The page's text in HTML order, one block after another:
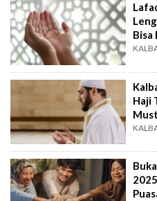
Bisa
Haji